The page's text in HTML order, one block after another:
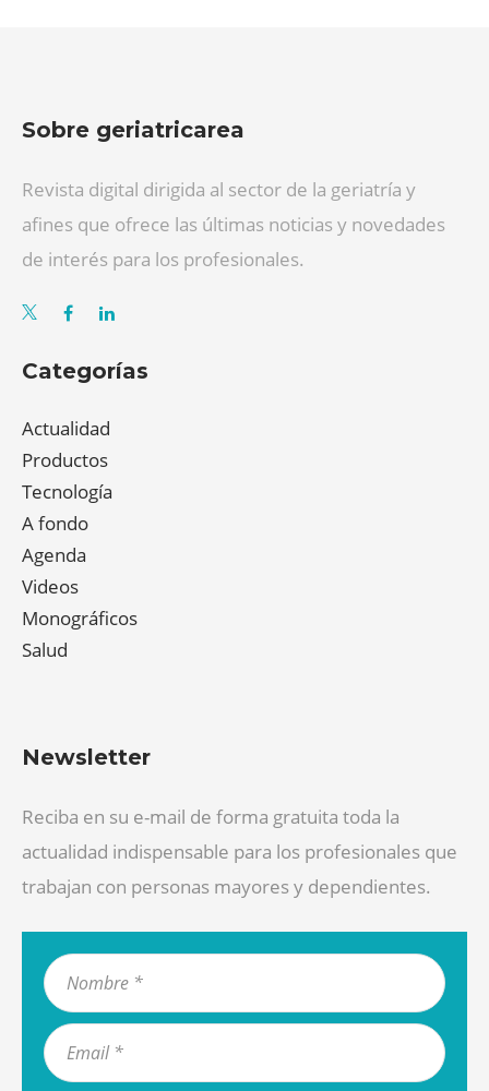
Sobre geriatricarea
Revista digital dirigida al sector de la geriatría y
afines que ofrece las últimas noticias y novedades
de interés para los profesionales.
Categorías
Actualidad
Productos
Tecnología
A fondo
Agenda
Videos
Monográficos
Salud
Newsletter
Reciba en su e-mail de forma gratuita toda la
actualidad indispensable para los profesionales que
trabajan con personas mayores y dependientes.